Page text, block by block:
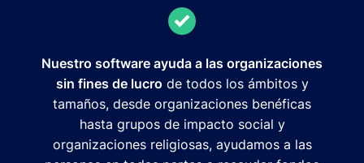
Nuestro software ayuda a las organizaciones
sin fines de lucro de todos los ámbitos y
tamaños, desde organizaciones benéficas
hasta grupos de impacto social y
organizaciones religiosas, ayudamos a las